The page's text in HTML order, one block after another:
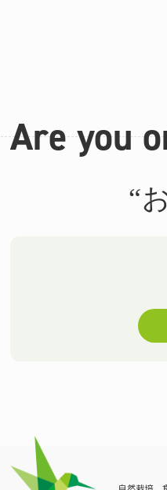
Are you
“